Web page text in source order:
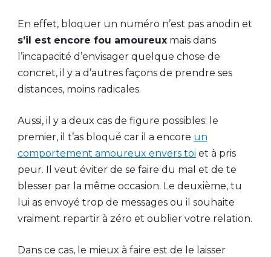
En effet, bloquer un numéro n’est pas anodin et
s’il est encore fou amoureuxmais dans
l’incapacité d’envisager quelque chose de
concret, il y a d’autres façons de prendre ses
distances, moins radicales.
Aussi, il y a deux cas de figure possibles: le
premier, il t’as bloqué car il a encore un
comportement amoureux envers toi et à pris
peur. Il veut éviter de se faire du mal et de te
blesser par la même occasion. Le deuxième, tu
lui as envoyé trop de messages ou il souhaite
vraiment repartir à zéro et oublier votre relation.
Dans ce cas, le mieux à faire est de le laisser